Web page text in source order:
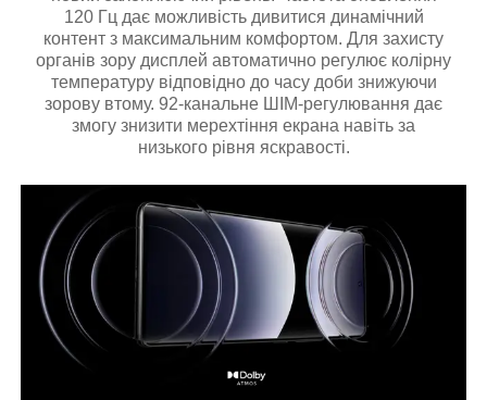
120 Гц дає можливість дивитися динамічний
контент з максимальним комфортом. Для захисту
органів зору дисплей автоматично регулює колірну
температуру відповідно до часу доби знижуючи
зорову втому. 92-канальне ШІМ-регулювання дає
змогу знизити мерехтіння екрана навіть за
низького рівня яскравості.